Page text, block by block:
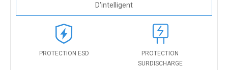
D'intelligent
PROTECTION ESD
PROTECTION
SURDISCHARGE